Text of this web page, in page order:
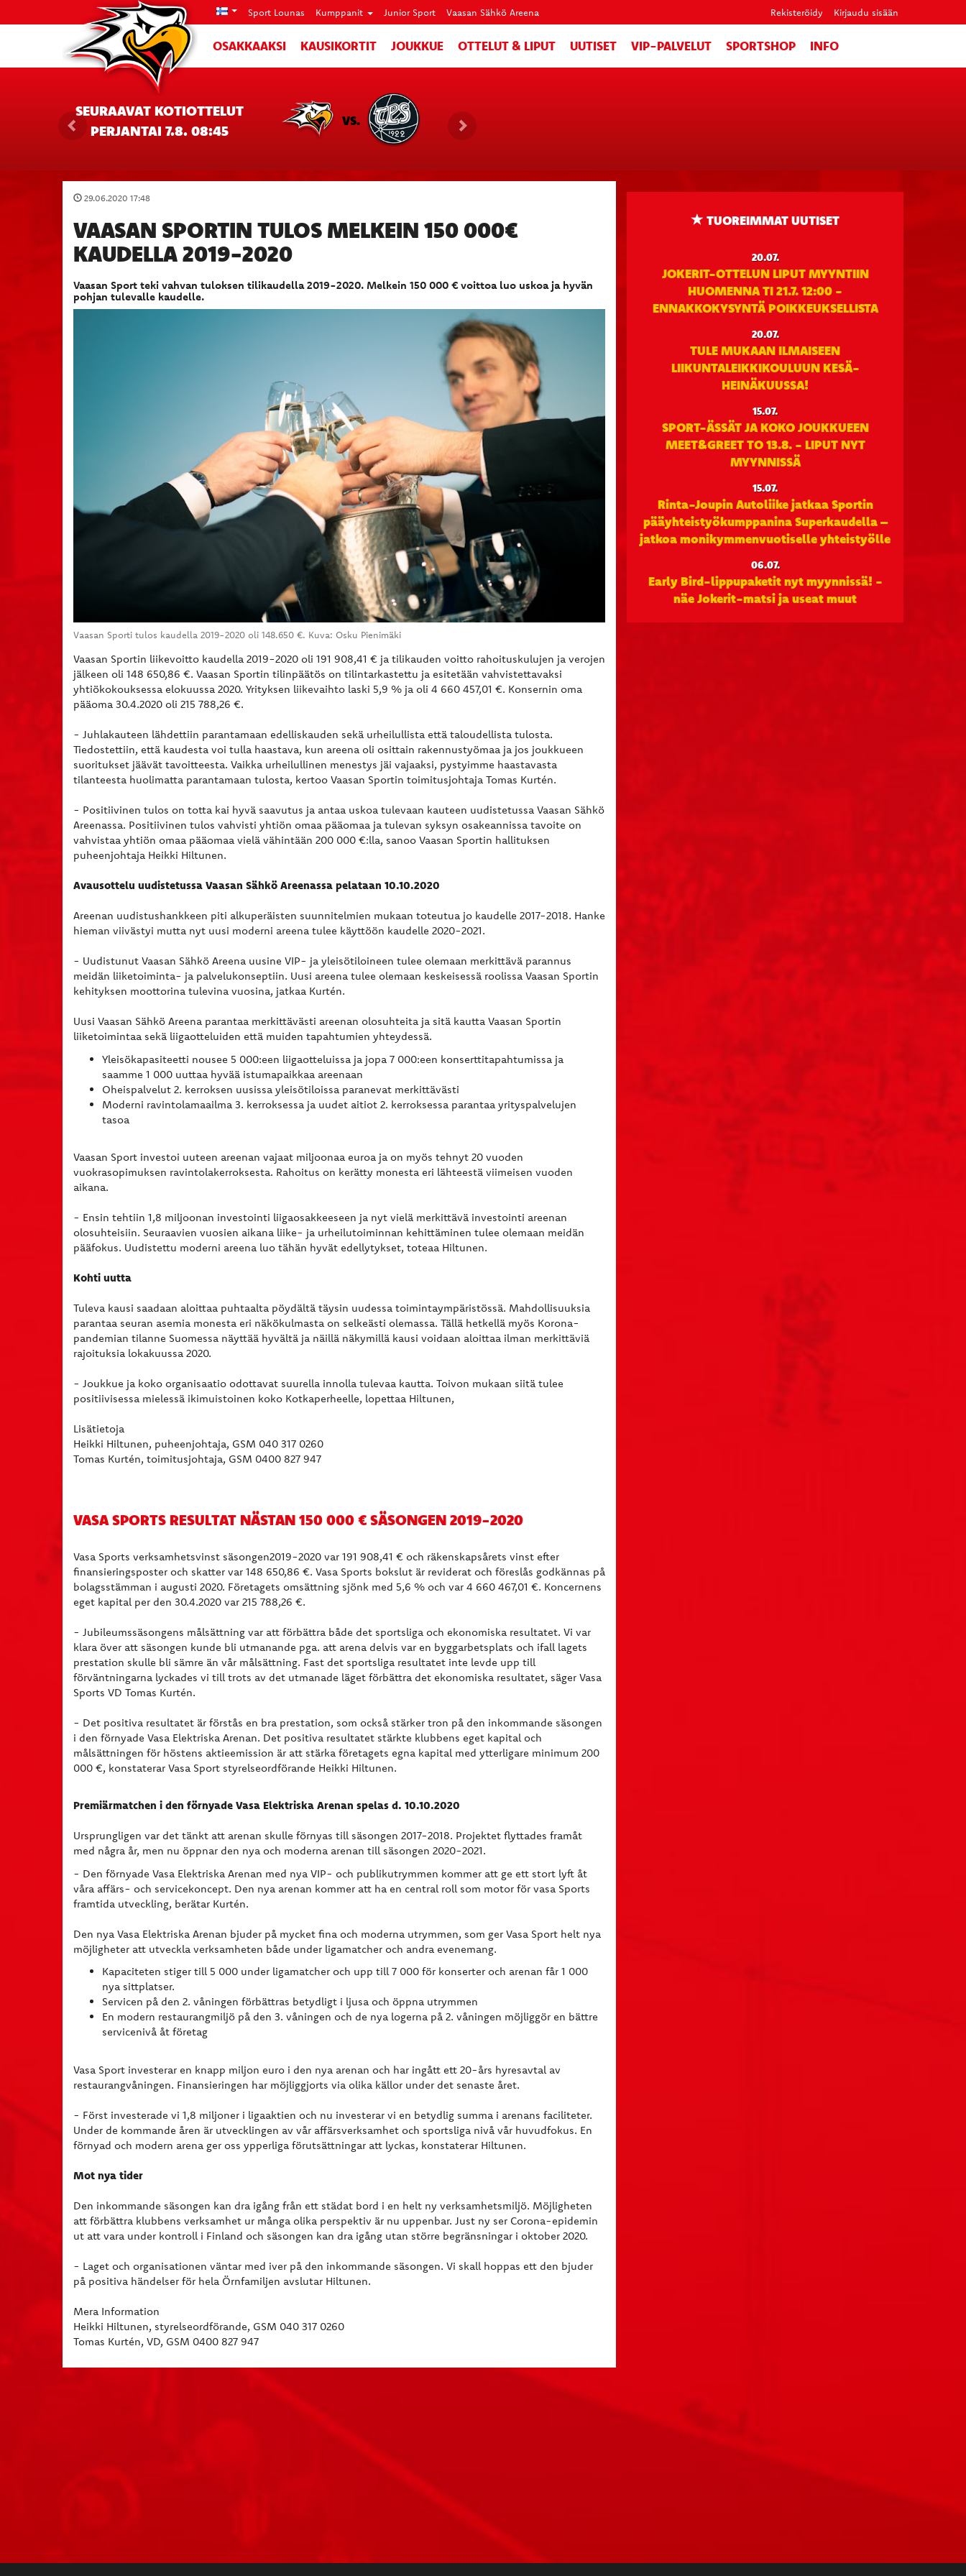
Sport Lounas Kumppanit Junior Sport Vaasan Sähkö Areena Rekisteröidy Kirjaudu sisään
OSAKKAAKSI KAUSIKORTIT JOUKKUE OTTELUT & LIPUT UUTISET VIP-PALVELUT SPORTSHOP INFO
SEURAAVAT KOTIOTTELUT
PERJANTAI 7.8. 08:45
VS.
29.06.2020 17:48
VAASAN SPORTIN TULOS MELKEIN 150 000€
KAUDELLA 2019-2020
Vaasan Sport teki vahvan tuloksen tilikaudella 2019-2020. Melkein 150 000 € voittoa luo uskoa ja hyvän
pohjan tulevalle kaudelle.
Vaasan Sporti tulos kaudella 2019-2020 oli 148.650 €. Kuva: Osku Pienimäki
Vaasan Sportin liikevoitto kaudella 2019-2020 oli 191 908,41 € ja tilikauden voitto rahoituskulujen ja verojen
jälkeen oli 148 650,86 €. Vaasan Sportin tilinpäätös on tilintarkastettu ja esitetään vahvistettavaksi
yhtiökokouksessa elokuussa 2020. Yrityksen liikevaihto laski 5,9 % ja oli 4 660 457,01 €. Konsernin oma
pääoma 30.4.2020 oli 215 788,26 €.
- Juhlakauteen lähdettiin parantamaan edelliskauden sekä urheilullista että taloudellista tulosta.
Tiedostettiin, että kaudesta voi tulla haastava, kun areena oli osittain rakennustyömaa ja jos joukkueen
suoritukset jäävät tavoitteesta. Vaikka urheilullinen menestys jäi vajaaksi, pystyimme haastavasta
tilanteesta huolimatta parantamaan tulosta, kertoo Vaasan Sportin toimitusjohtaja Tomas Kurtén.
- Positiivinen tulos on totta kai hyvä saavutus ja antaa uskoa tulevaan kauteen uudistetussa Vaasan Sähkö
Areenassa. Positiivinen tulos vahvisti yhtiön omaa pääomaa ja tulevan syksyn osakeannissa tavoite on
vahvistaa yhtiön omaa pääomaa vielä vähintään 200 000 €:lla, sanoo Vaasan Sportin hallituksen
puheenjohtaja Heikki Hiltunen.
Avausottelu uudistetussa Vaasan Sähkö Areenassa pelataan 10.10.2020
Areenan uudistushankkeen piti alkuperäisten suunnitelmien mukaan toteutua jo kaudelle 2017-2018. Hanke
hieman viivästyi mutta nyt uusi moderni areena tulee käyttöön kaudelle 2020-2021.
- Uudistunut Vaasan Sähkö Areena uusine VIP- ja yleisötiloineen tulee olemaan merkittävä parannus
meidän liiketoiminta- ja palvelukonseptiin. Uusi areena tulee olemaan keskeisessä roolissa Vaasan Sportin
kehityksen moottorina tulevina vuosina, jatkaa Kurtén.
Uusi Vaasan Sähkö Areena parantaa merkittävästi areenan olosuhteita ja sitä kautta Vaasan Sportin
liiketoimintaa sekä liigaotteluiden että muiden tapahtumien yhteydessä.
Yleisökapasiteetti nousee 5 000:een liigaotteluissa ja jopa 7 000:een konserttitapahtumissa ja
saamme 1 000 uuttaa hyvää istumapaikkaa areenaan
Oheispalvelut 2. kerroksen uusissa yleisötiloissa paranevat merkittävästi
Moderni ravintolamaailma 3. kerroksessa ja uudet aitiot 2. kerroksessa parantaa yrityspalvelujen
tasoa
Vaasan Sport investoi uuteen areenan vajaat miljoonaa euroa ja on myös tehnyt 20 vuoden
vuokrasopimuksen ravintolakerroksesta. Rahoitus on kerätty monesta eri lähteestä viimeisen vuoden
aikana.
- Ensin tehtiin 1,8 miljoonan investointi liigaosakkeeseen ja nyt vielä merkittävä investointi areenan
olosuhteisiin. Seuraavien vuosien aikana liike- ja urheilutoiminnan kehittäminen tulee olemaan meidän
pääfokus. Uudistettu moderni areena luo tähän hyvät edellytykset, toteaa Hiltunen.
Kohti uutta
Tuleva kausi saadaan aloittaa puhtaalta pöydältä täysin uudessa toimintaympäristössä. Mahdollisuuksia
parantaa seuran asemia monesta eri näkökulmasta on selkeästi olemassa. Tällä hetkellä myös Korona-
pandemian tilanne Suomessa näyttää hyvältä ja näillä näkymillä kausi voidaan aloittaa ilman merkittäviä
rajoituksia lokakuussa 2020.
- Joukkue ja koko organisaatio odottavat suurella innolla tulevaa kautta. Toivon mukaan siitä tulee
positiivisessa mielessä ikimuistoinen koko Kotkaperheelle, lopettaa Hiltunen,
Lisätietoja
Heikki Hiltunen, puheenjohtaja, GSM 040 317 0260
Tomas Kurtén, toimitusjohtaja, GSM 0400 827 947
VASA SPORTS RESULTAT NÄSTAN 150 000 € SÄSONGEN 2019-2020
Vasa Sports verksamhetsvinst säsongen2019-2020 var 191 908,41 € och räkenskapsårets vinst efter
finansieringsposter och skatter var 148 650,86 €. Vasa Sports bokslut är reviderat och föreslås godkännas på
bolagsstämman i augusti 2020. Företagets omsättning sjönk med 5,6 % och var 4 660 467,01 €. Koncernens
eget kapital per den 30.4.2020 var 215 788,26 €.
- Jubileumssäsongens målsättning var att förbättra både det sportsliga och ekonomiska resultatet. Vi var
klara över att säsongen kunde bli utmanande pga. att arena delvis var en byggarbetsplats och ifall lagets
prestation skulle bli sämre än vår målsättning. Fast det sportsliga resultatet inte levde upp till
förväntningarna lyckades vi till trots av det utmanade läget förbättra det ekonomiska resultatet, säger Vasa
Sports VD Tomas Kurtén.
- Det positiva resultatet är förstås en bra prestation, som också stärker tron på den inkommande säsongen
i den förnyade Vasa Elektriska Arenan. Det positiva resultatet stärkte klubbens eget kapital och
målsättningen för höstens aktieemission är att stärka företagets egna kapital med ytterligare minimum 200
000 €, konstaterar Vasa Sport styrelseordförande Heikki Hiltunen.
Premiärmatchen i den förnyade Vasa Elektriska Arenan spelas d. 10.10.2020
Ursprungligen var det tänkt att arenan skulle förnyas till säsongen 2017-2018. Projektet flyttades framåt
med några år, men nu öppnar den nya och moderna arenan till säsongen 2020-2021.
- Den förnyade Vasa Elektriska Arenan med nya VIP- och publikutrymmen kommer att ge ett stort lyft åt
våra affärs- och servicekoncept. Den nya arenan kommer att ha en central roll som motor för vasa Sports
framtida utveckling, berätar Kurtén.
Den nya Vasa Elektriska Arenan bjuder på mycket fina och moderna utrymmen, som ger Vasa Sport helt nya
möjligheter att utveckla verksamheten både under ligamatcher och andra evenemang.
Kapaciteten stiger till 5 000 under ligamatcher och upp till 7 000 för konserter och arenan får 1 000
nya sittplatser.
Servicen på den 2. våningen förbättras betydligt i ljusa och öppna utrymmen
En modern restaurangmiljö på den 3. våningen och de nya logerna på 2. våningen möjliggör en bättre
servicenivå åt företag
Vasa Sport investerar en knapp miljon euro i den nya arenan och har ingått ett 20-års hyresavtal av
restaurangvåningen. Finansieringen har möjliggjorts via olika källor under det senaste året.
- Först investerade vi 1,8 miljoner i ligaaktien och nu investerar vi en betydlig summa i arenans faciliteter.
Under de kommande åren är utvecklingen av vår affärsverksamhet och sportsliga nivå vår huvudfokus. En
förnyad och modern arena ger oss ypperliga förutsättningar att lyckas, konstaterar Hiltunen.
Mot nya tider
Den inkommande säsongen kan dra igång från ett städat bord i en helt ny verksamhetsmiljö. Möjligheten
att förbättra klubbens verksamhet ur många olika perspektiv är nu uppenbar. Just ny ser Corona-epidemin
ut att vara under kontroll i Finland och säsongen kan dra igång utan större begränsningar i oktober 2020.
- Laget och organisationen väntar med iver på den inkommande säsongen. Vi skall hoppas ett den bjuder
på positiva händelser för hela Örnfamiljen avslutar Hiltunen.
Mera Information
Heikki Hiltunen, styrelseordförande, GSM 040 317 0260
Tomas Kurtén, VD, GSM 0400 827 947
TUOREIMMAT UUTISET
20.07.
JOKERIT-OTTELUN LIPUT MYYNTIIN
HUOMENNA TI 21.7. 12:00 -
ENNAKKOKYSYNTÄ POIKKEUKSELLISTA
20.07.
TULE MUKAAN ILMAISEEN
LIIKUNTALEIKKIKOULUUN KESÄ-
HEINÄKUUSSA!
15.07.
SPORT-ÄSSÄT JA KOKO JOUKKUEEN
MEET&GREET TO 13.8. - LIPUT NYT
MYYNNISSÄ
15.07.
Rinta-Joupin Autoliike jatkaa Sportin
pääyhteistyökumppanina Superkaudella –
jatkoa monikymmenvuotiselle yhteistyölle
06.07.
Early Bird-lippupaketit nyt myynnissä! -
näe Jokerit-matsi ja useat muut